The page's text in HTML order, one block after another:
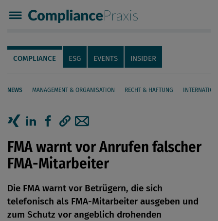
Compliance Praxis
Servicenavigation
Navigation
COMPLIANCE ESG EVENTS INSIDER
NEWS MANAGEMENT & ORGANISATION RECHT & HAFTUNG
Seiteninhalt
FMA warnt vor Anrufen falscher
FMA-Mitarbeiter
Die FMA warnt vor Betrügern, die sich
telefonisch als FMA-Mitarbeiter ausgeben und
zum Schutz vor angeblich drohenden